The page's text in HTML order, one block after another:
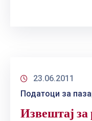
23.06.2011
Податоци за
Извештај за